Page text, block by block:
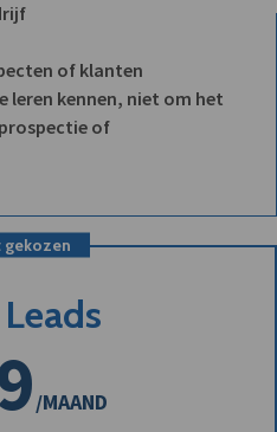
of klanten
leren kennen, niet om het
of
gekozen
/MAAND